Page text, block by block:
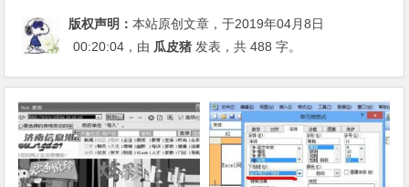
版权声明：本站原创文章，于2019年04月8日
00:20:04 ，由 瓜皮猪 发表，共 488 字。